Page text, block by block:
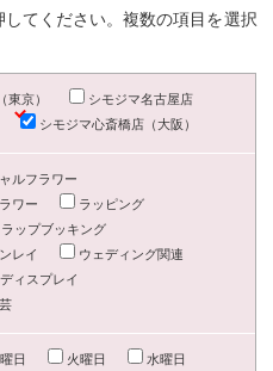
てください。複数の項目を選択
東京）
シモジマ名古屋店
シモジマ心斎橋店（大阪）
ルフラワー
ワー
ラッピング
ップブッキング
レイ
ウェディング関連
ディスプレイ
日 火曜日
水曜日